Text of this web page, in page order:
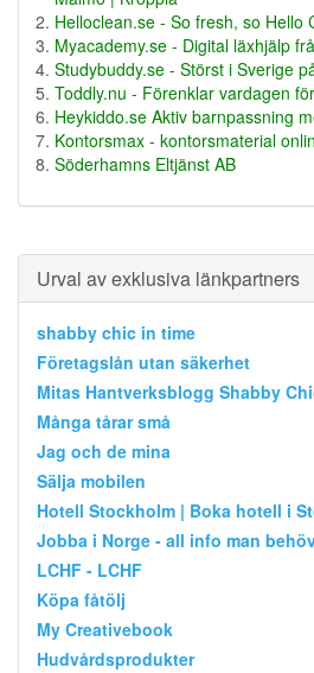
Helloclean.se - So fresh, so Hello
Myacademy.se - Digital läxhjälp
Studybuddy.se - Störst i Sverige
Toddly.nu - Förenklar vardagen
Heykiddo.se Aktiv barnpassning
Kontorsmax - kontorsmaterial
Söderhamns Eltjänst AB
Urval av exklusiva länkpartners
shabby chic in time
Företagslån utan säkerhet
Mitas Hantverksblogg Shabby
Många tårar små
Jag och de mina
Sälja mobilen
Hotell Stockholm | Boka hotell i
Jobba i Norge - all info man
LCHF - LCHF
Köpa fåtölj
My Creativebook
Hudvårdsprodukter